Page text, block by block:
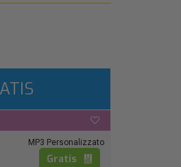
MP3 Personalizzato
Gratis